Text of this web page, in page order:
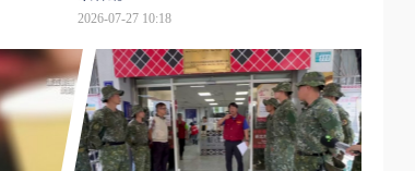
2026-07-27 10:18